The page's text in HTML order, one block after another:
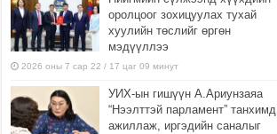
оролцоог зохицуулах тухай
хуулийн төслийг өргөн
мэдүүллээ
2026 оны 7 сар 22 / 17 цаг 09 минут
УИХ-ын гишүүн А.Ариунзаяа
“Нээлттэй парламент” танхимд
ажиллаж, иргэдийн саналыг